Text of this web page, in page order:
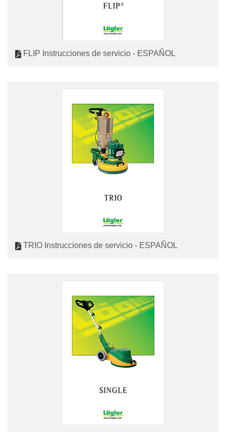
FLIP Instrucciones de servicio - ESPAÑOL
TRIO Instrucciones de servicio - ESPAÑOL